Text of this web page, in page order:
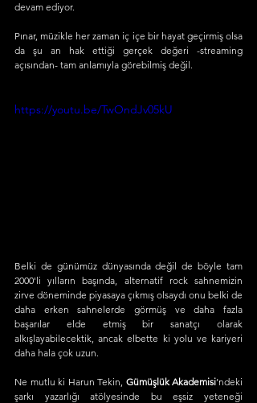
devam ediyor.
Pınar, müzikle her zaman iç içe bir hayat geçirmiş olsa
da şu an hak ettiği gerçek değeri -streaming
açısından- tam anlamıyla görebilmiş değil.
https://youtu.be/TwOndJv05kU
Belki de günümüz dünyasında değil de böyle tam
2000'li yılların başında, alternatif rock sahnemizin
zirve döneminde piyasaya çıkmış olsaydı onu belki de
daha erken sahnelerde görmüş ve daha fazla
başarılar elde etmiş bir sanatçı olarak
alkışlayabilecektik, ancak elbette ki yolu ve kariyeri
daha hala çok uzun.
Ne mutlu ki Harun Tekin, Gümüşlük Akademisi’ndeki
şarkı yazarlığı atölyesinde bu eşsiz yeteneği